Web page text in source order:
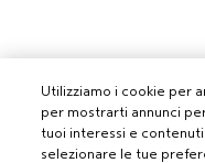
Utilizziamo i cookie per
per mostrarti annunci
tuoi interessi e
selezionare le tue